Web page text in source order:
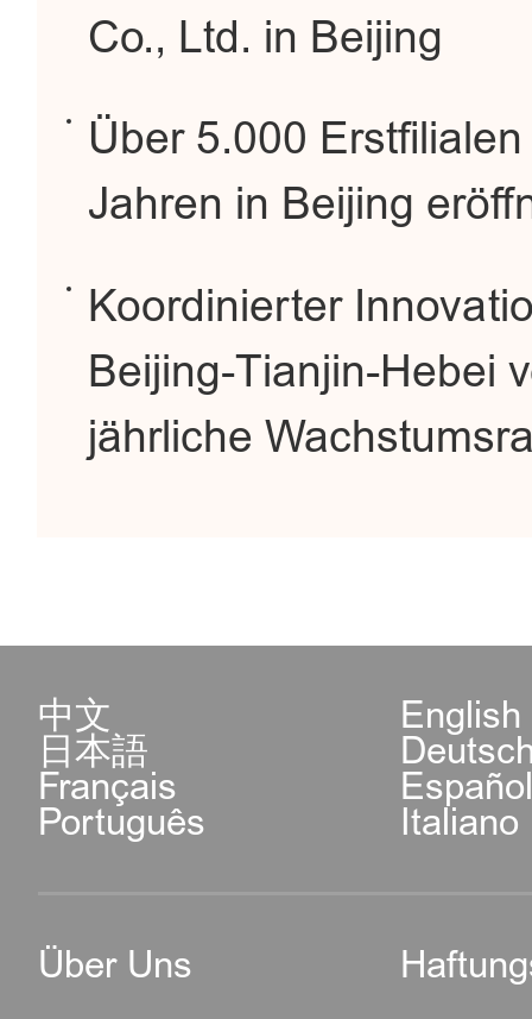
Co., Ltd. in Beijing
Über 5.000
Jahren in Beijing
Koordinierter
Beijing-Tianjin-Hebei
jährliche
中文 English
日本語
Français
Português Italiano
Über Uns